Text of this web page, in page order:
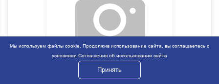
Мы используем файлы cookie. Продолжив использование сайта, вы соглашаетесь с
условиями Соглашения об использовании сайта
Принять